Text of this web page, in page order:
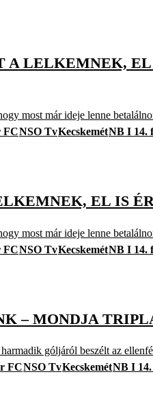
LELKEMNEK,
most már ideje lenne
FCNSO TvKecskemétNB I 14.
EL IS
most már ideje lenne
FCNSO TvKecskemétNB I 14.
– MONDJA
góljáról beszélt az
FCNSO TvKecskemétNB I